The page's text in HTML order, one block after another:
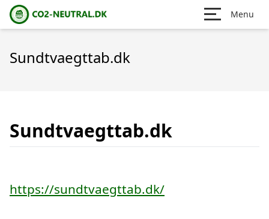
Menu
Sundtvaegttab.dk
Sundtvaegttab.dk
https://sundtvaegttab.dk/